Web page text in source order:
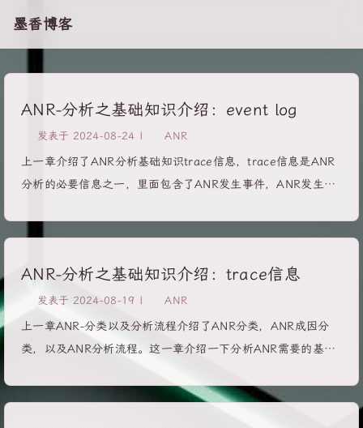
墨香博客
ANR-分析之基础知识介绍：event log
发表于 2024-08-24 | ANR
上一章介绍了ANR分析基础知识trace信息，trace信息是ANR
分析的必要信息之一，里面包含了ANR发生事件，ANR发生时
信息 systemui相关信息 vm相关信息 Event log抓取1adb
logcat -b events > event.log 如果想要获取更详细的信息可
以加对应参数 12// 查看前台Activityadb logcat -b events -s
am_on_resume_called Event...
ANR-分析之基础知识介绍：trace信息
发表于 2024-08-19 | ANR
上一章ANR-分类以及分析流程介绍了ANR分类，ANR成因分
类，以及ANR分析流程。这一章介绍一下分析ANR需要的基础
bugreport获取，通常位于bugreport/FS/ANR/目录下。